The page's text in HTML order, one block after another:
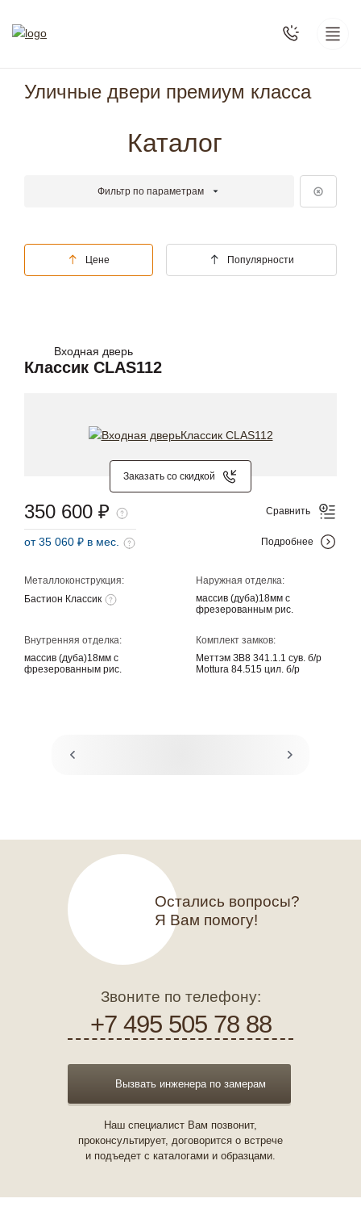
Уличные двери премиум класса
Каталог
Фильтр по параметрам
Цене Популярности
Входная дверь
Классик CLAS112
Заказать со скидкой
Металлоконструкция:
Бастион Классик
Наружная отделка:
массив (дуба)18мм с
фрезерованным рис.
Внутренняя отделка:
массив (дуба)18мм с
фрезерованным рис.
Комплект замков:
Меттэм ЗВ8 341.1.1 сув. б/р
Mottura 84.515 цил. б/р
350 600 ₽
от 35 060 ₽ в мес.
Сравнить
Подробнее
Остались вопросы?
Я Вам помогу!
Звоните по телефону:
+7 495 505 78 88
Вызвать инженера по замерам
Наш специалист Вам позвонит,
проконсультирует, договорится о встрече
и подъедет с каталогами и образцами.